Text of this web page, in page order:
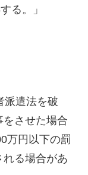
る。」
派遣法を破
をさせた場合
万円以下の罰
る場合があ